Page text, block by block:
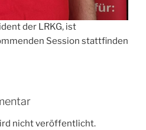
der LRKG, ist
Session stattfinden
nicht veröffentlicht.